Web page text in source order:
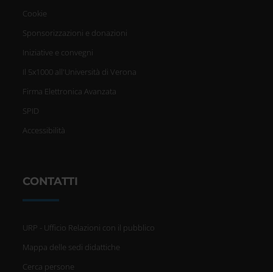
Cookie
Sponsorizzazioni e donazioni
Iniziative e convegni
Il 5x1000 all'Università di Verona
Firma Elettronica Avanzata
SPID
Accessibilità
CONTATTI
URP - Ufficio Relazioni con il pubblico
Mappa delle sedi didattiche
Cerca persone